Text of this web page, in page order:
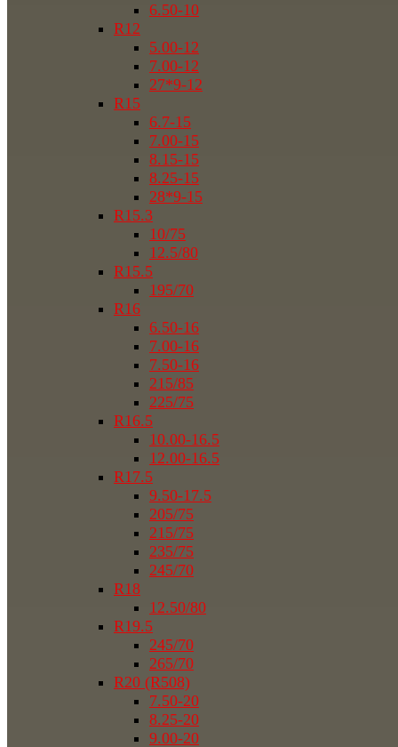
6.50-10
R12
5.00-12
7.00-12
27*9-12
R15
6.7-15
7.00-15
8.15-15
8.25-15
28*9-15
R15.3
10/75
12.5/80
R15.5
195/70
R16
6.50-16
7.00-16
7.50-16
215/85
225/75
R16.5
10.00-16.5
12.00-16.5
R17.5
9.50-17.5
205/75
215/75
235/75
245/70
R18
12.50/80
R19.5
245/70
265/70
R20 (R508)
7.50-20
8.25-20
9.00-20